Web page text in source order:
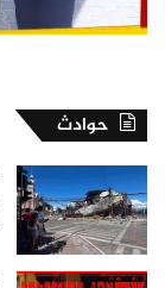
حوادث